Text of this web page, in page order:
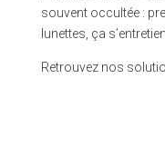
souvent occultée :
lunettes, ça
Retrouvez nos